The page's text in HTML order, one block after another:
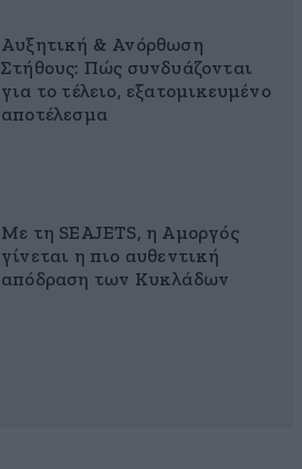
Αυξητική & Ανόρθωση
Στήθους: Πώς συνδυάζονται
για το τέλειο, εξατομικευμένο
αποτέλεσμα
Με τη SEAJETS, η Αμοργός
γίνεται η πιο αυθεντική
απόδραση των Κυκλάδων